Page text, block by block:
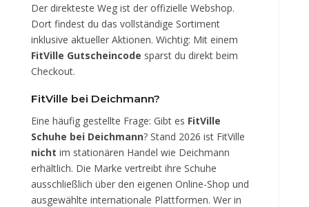
Der direkteste Weg ist der offizielle Webshop.
Dort findest du das vollständige Sortiment
inklusive aktueller Aktionen. Wichtig: Mit einem
FitVille Gutscheincode sparst du direkt beim
Checkout.
FitVille bei Deichmann?
Eine häufig gestellte Frage: Gibt es FitVille
Schuhe bei Deichmann? Stand 2026 ist FitVille
nicht im stationären Handel wie Deichmann
erhältlich. Die Marke vertreibt ihre Schuhe
ausschließlich über den eigenen Online-Shop und
ausgewählte internationale Plattformen. Wer in